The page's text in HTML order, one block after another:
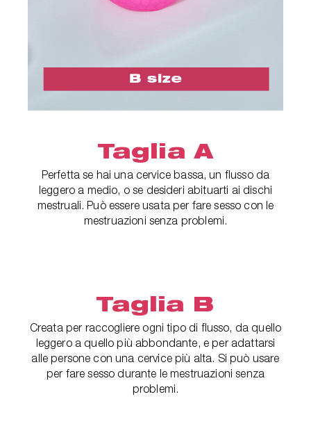
Taglia A
Perfetta se hai una cervice bassa, un flusso da
leggero a medio, o se desideri abituarti ai dischi
mestruali. Può essere usata per fare sesso con le
mestruazioni senza problemi.
Taglia B
Creata per raccogliere ogni tipo di flusso, da quello
leggero a quello più abbondante, e per adattarsi
alle persone con una cervice più alta. Si può usare
per fare sesso durante le mestruazioni senza
problemi.